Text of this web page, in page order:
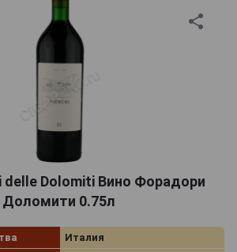
delle Dolomiti Вино Форадори
Доломити 0.75л
Италия